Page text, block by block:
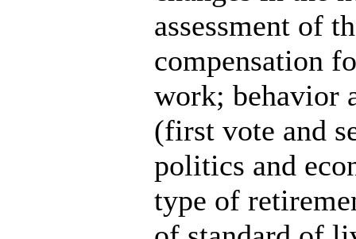
assessment of
compensation
work; behavior
(first vote and
politics and
type of